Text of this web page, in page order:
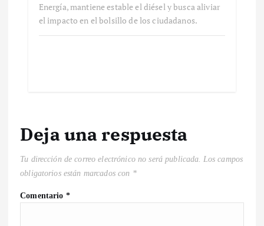
Energía, mantiene estable el diésel y busca aliviar
el impacto en el bolsillo de los ciudadanos.
Deja una respuesta
Tu dirección de correo electrónico no será publicada. Los campos
obligatorios están marcados con *
Comentario *